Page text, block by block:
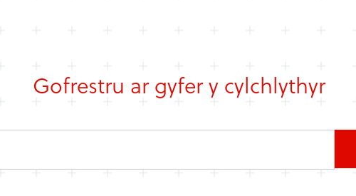
Gofrestru ar gyfer y cylchlythyr